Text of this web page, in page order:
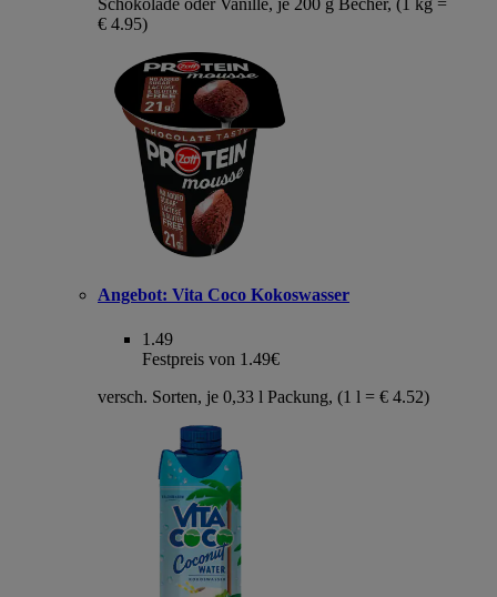
Schokolade oder Vanille, je 200 g Becher, (1 kg =
€ 4.95)
Angebot: Vita Coco Kokoswasser
1.49
Festpreis von 1.49€
versch. Sorten, je 0,33 l Packung, (1 l = € 4.52)